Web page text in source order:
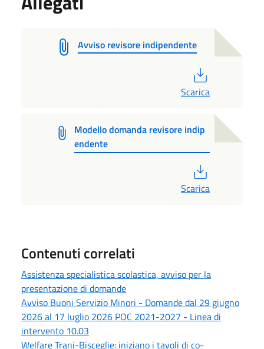
Avviso revisore indipendente
Scarica
Modello domanda revisore indip
endente
Scarica
Contenuti correlati
Assistenza specialistica scolastica, avviso per la
presentazione di domande
Avviso Buoni Servizio Minori - Domande dal 29 giugno
2026 al 17 luglio 2026 POC 2021-2027 - Linea di
intervento 10.03
Welfare Trani-Bisceglie: iniziano i tavoli di co-